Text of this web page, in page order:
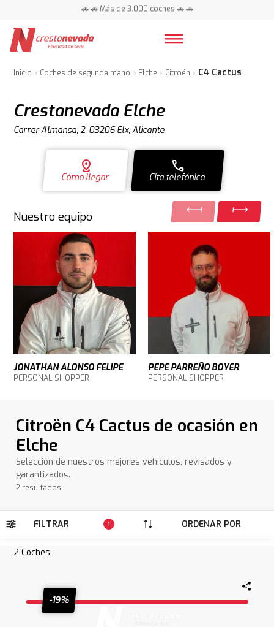
🚗 🚗 Más de 3.000 coches 🚗 🚗
Inicio Coches de segunda mano Elche Citroën C4 Cactus
Crestanevada Elche
Carrer Almansa, 2, 03206 Elx, Alicante
distance
Cómo llegar
call
Cita telefónica
Nuestro equipo
JONATHAN ALONSO FELIPE
PERSONAL SHOPPER
PEPE PARREÑO BOYER
PERSONAL SHOPPER
Citroën C4 Cactus de ocasión en
Elche
Selección de nuestros mejores vehículos, revisados y
garantizados.
2 resultados
FILTRAR 1 ORDENAR POR
2 Coches
-19%